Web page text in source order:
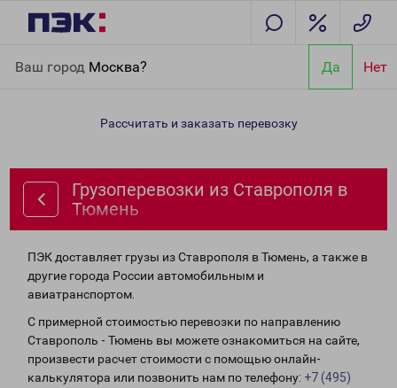
Ваш город Москва? Да Нет
Тюмень
Рассчитать и заказать перевозку
Грузоперевозки из Ставрополя в
Тюмень
ПЭК доставляет грузы из Ставрополя в Тюмень, а также в
другие города России автомобильным и
авиатранспортом.
С примерной стоимостью перевозки по направлению
Ставрополь - Тюмень вы можете ознакомиться на сайте,
произвести расчет стоимости с помощью онлайн-
калькулятора или позвонить нам по телефону: +7 (495)